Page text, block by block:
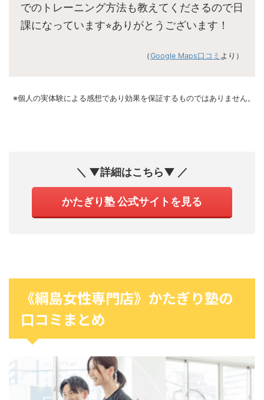
でのトレーニング方法も教えてくださるので日
課になっています⭐︎ありがとうございます！
（Google Maps口コミ より）
※個人の実体験による感想であり効果を保証するものではありません。
＼ ▼詳細はこちら▼ ／
かたぎり塾 公式サイトを見る
《綱島女性専門店》かたぎり塾の
口コミまとめ